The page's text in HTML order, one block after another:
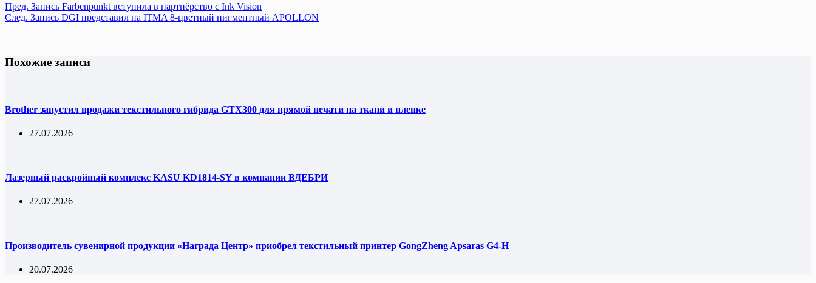
Пред. Запись Farbenpunkt вступила в партнёрство с Ink Vision
След. Запись DGI представил на ITMA 8-цветный пигментный APOLLON
Похожие записи
Brother запустил продажи текстильного гибрида GTX300 для прямой печати на ткани и пленке
27.07.2026
Лазерный раскройный комплекс KASU KD1814-SY в компании ВДЕБРИ
27.07.2026
Производитель сувенирной продукции «Награда Центр» приобрел текстильный принтер GongZheng Apsaras G4-H
20.07.2026